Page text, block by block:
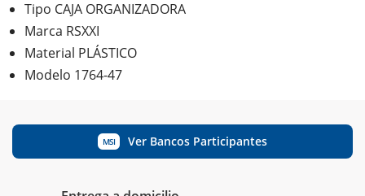
Tipo CAJA ORGANIZADORA
Marca RSXXI
Material PLÁSTICO
Modelo 1764-47
MSI Ver Bancos Participantes